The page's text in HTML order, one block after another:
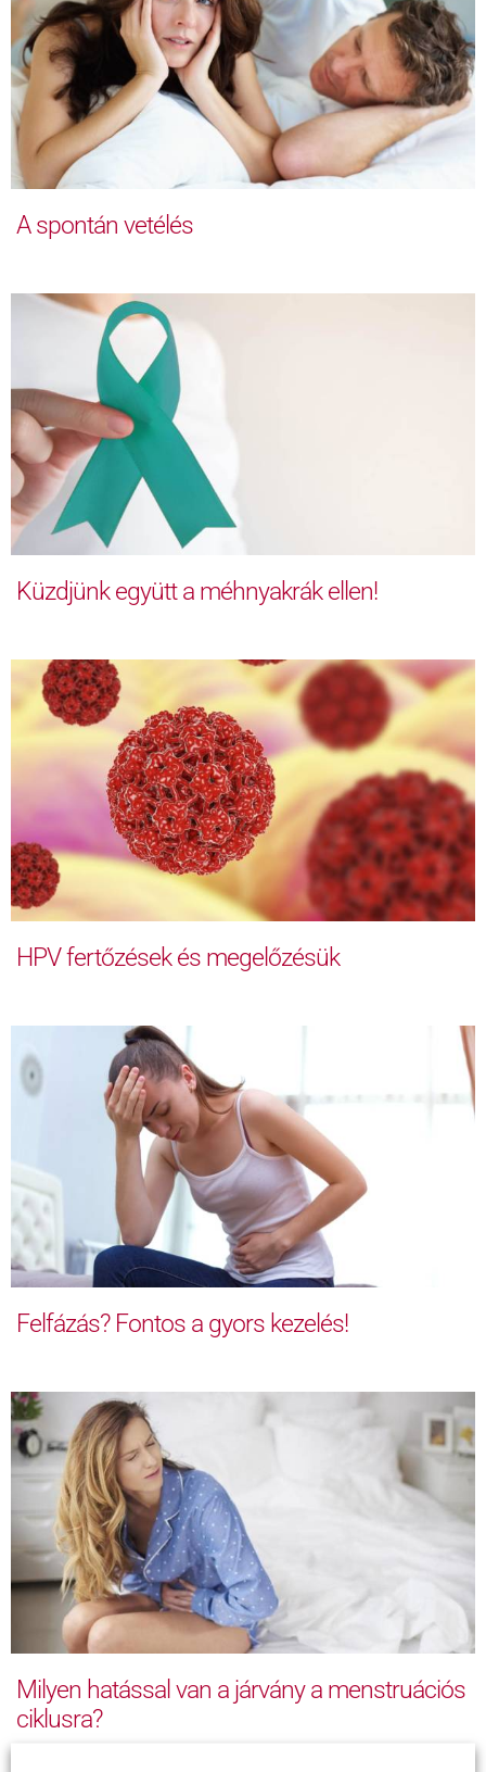
A spontán vetélés
Küzdjünk együtt a méhnyakrák ellen!
HPV fertőzések és megelőzésük
Felfázás? Fontos a gyors kezelés!
Milyen hatással van a járvány a menstruációs
ciklusra?